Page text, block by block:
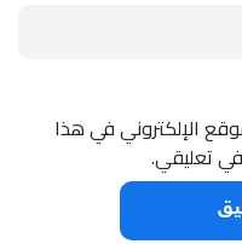
الإلكتروني في هذا
تعليقي.